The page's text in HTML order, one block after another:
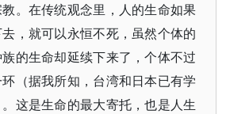
。在传统观念里，人的生命如果
，就可以永恒不死，虽然个体的
的生命却延续下来了，个体不过
（据我所知，台湾和日本已有学
这是生命的最大寄托，也是人生